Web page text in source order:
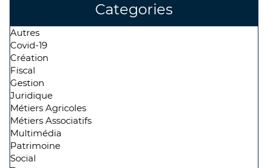
Categories
Autres
Covid-19
Création
Fiscal
Gestion
Juridique
Métiers Agricoles
Métiers Associatifs
Multimédia
Patrimoine
Social